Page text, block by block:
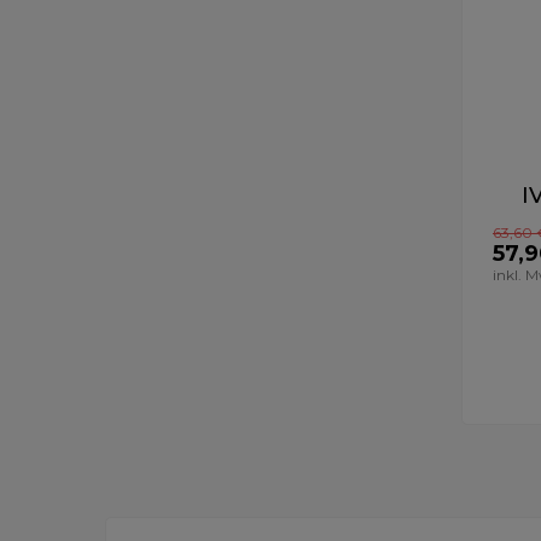
63,60
inkl.